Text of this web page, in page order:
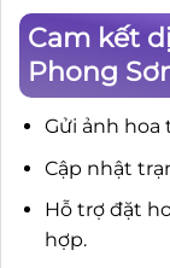
Cam kết
Phong
Gửi ảnh hoa
Cập nhật
Hỗ trợ đặt
hợp.